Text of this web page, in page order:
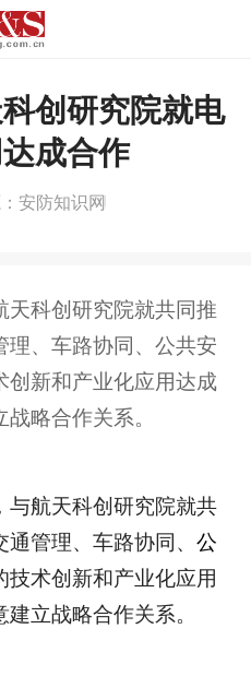
创研究院就电
成合作
安防知识网
科创研究院就共同推
、车路协同、公共安
新和产业化应用达成
略合作关系。
航天科创研究院就共
管理、车路协同、 公
术创新和产业化应用
立战略合作关系。